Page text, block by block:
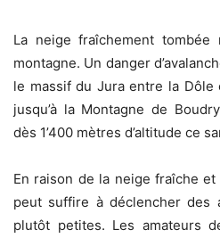
La neige fraîchement tombée
montagne. Un danger
le massif du Jura entre la Dôle
jusqu’à la Montagne de
dès 1’400 mètres d’altitude ce
En raison de la neige fraîche
peut suffire à déclencher des
plutôt petites. Les amateurs